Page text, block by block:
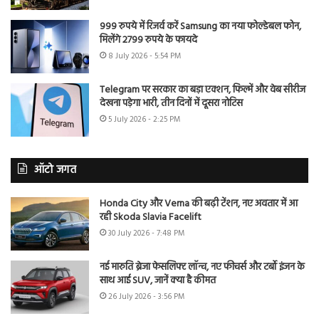
999 रुपये में रिजर्व करें Samsung का नया फोल्डेबल फोन,
मिलेंगे 2799 रुपये के फायदे
8 July 2026 - 5:54 PM
Telegram पर सरकार का बड़ा एक्शन, फिल्में और वेब सीरीज
देखना पड़ेगा भारी, तीन दिनों में दूसरा नोटिस
5 July 2026 - 2:25 PM
ऑटो जगत
Honda City और Verna की बढ़ी टेंशन, नए अवतार में आ
रही Skoda Slavia Facelift
30 July 2026 - 7:48 PM
नई मारुति ब्रेजा फेसलिफ्ट लॉन्च, नए फीचर्स और टर्बो इंजन के
साथ आई SUV, जानें क्या है कीमत
26 July 2026 - 3:56 PM